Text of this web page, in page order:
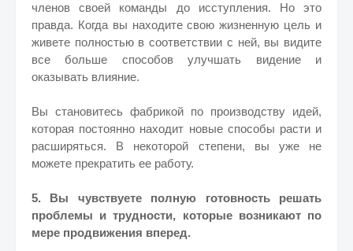
членов своей команды до исступления. Но это
правда. Когда вы находите свою жизненную цель и
живете полностью в соответствии с ней, вы видите
все больше способов улучшать видение и
оказывать влияние.
Вы становитесь фабрикой по производству идей,
которая постоянно находит новые способы расти и
расширяться. В некоторой степени, вы уже не
можете прекратить ее работу.
5. Вы чувствуете полную готовность решать
проблемы и трудности, которые возникают по
мере продвижения вперед.